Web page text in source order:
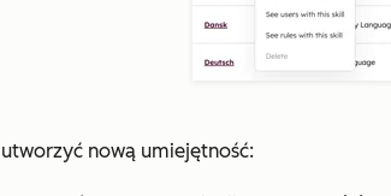
nową umiejętność: